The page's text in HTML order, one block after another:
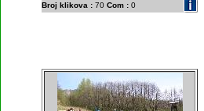
Broj klikova : 70 Com : 0